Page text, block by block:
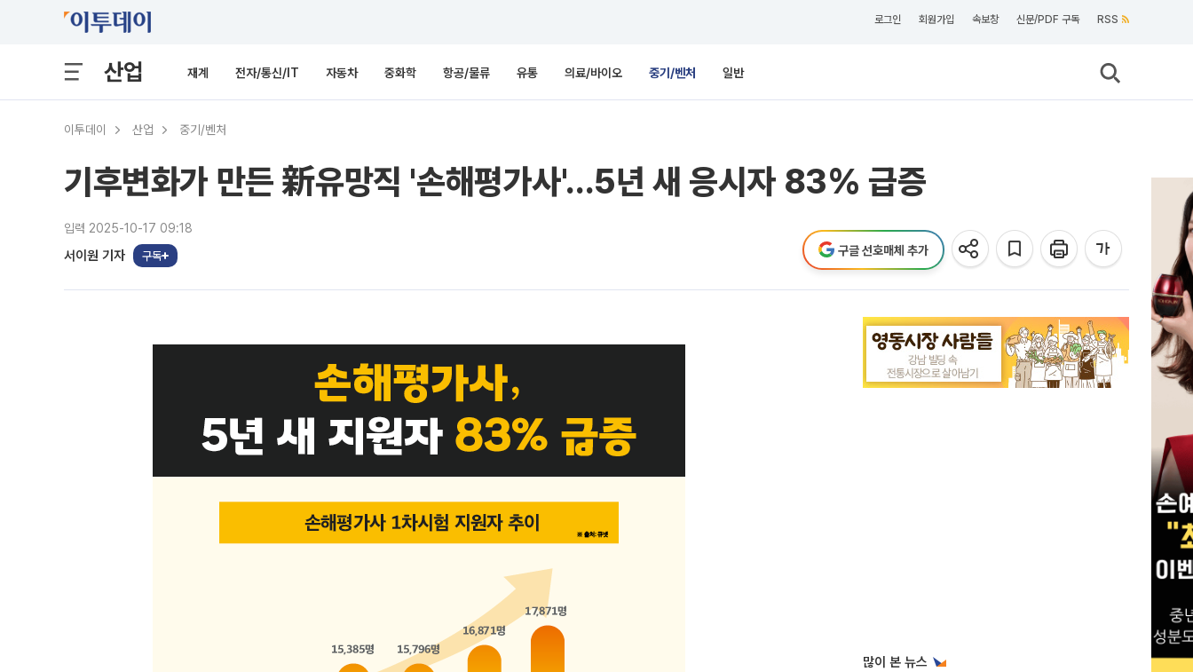
로그인 회원가입 속보창 신문/PDF 구독 RSS
산업 재계 전자/통신/IT 자동차 중화학 항공/물류 유통 의료/바이오 중기/벤처 일반
이투데이 산업 중기/벤처
기후변화가 만든 新유망직 '손해평가사'…5년 새 응시자 83% 급증
입력 2025-10-17 09:18
서이원 기자 구독 구글 선호매체 추가
많이 본 뉴스